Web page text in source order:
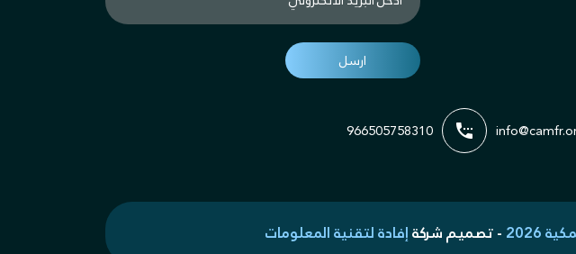
966505758310
2026 - تصميم شركةإفادة لتقنية المعلومات